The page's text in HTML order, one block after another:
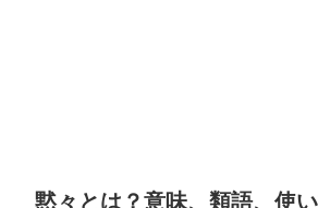
黙々とは？意味、類語、使